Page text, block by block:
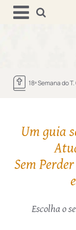
18ª Semana do
Um guia
Sem
Escolha o